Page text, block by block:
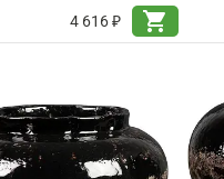
4 616 ₽
shopping_cart